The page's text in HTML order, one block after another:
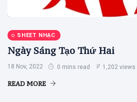
SHEET NHẠC
Ngày Sáng Tạo Thứ Hai
18 Nov, 2022 0 mins read 1,202 views
READ MORE